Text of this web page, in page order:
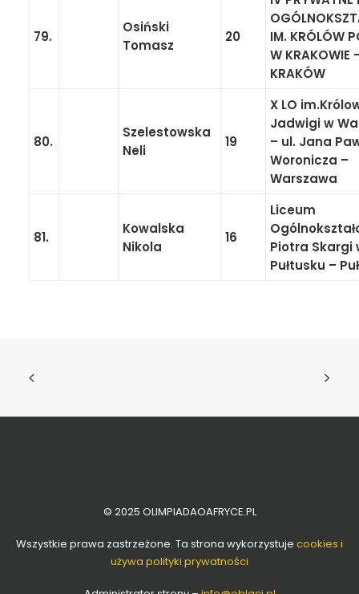
79.
Osiński
Tomasz
20
IM. KRÓLÓW
W KRAKOWIE
KRAKÓW
80.
Szelestowska
Neli
19
X LO
Jadwigi w
– ul. Jana
Woronicza –
Warszawa
81.
Kowalska
Nikola
16
Liceum
Piotra Skargi
Pułtusku –
© 2025 OLIMPIADAOAFRYCE.PL
Wszystkie prawa zastrzeżone. Ta strona wykorzystuje cookies i
używa polityki prywatności